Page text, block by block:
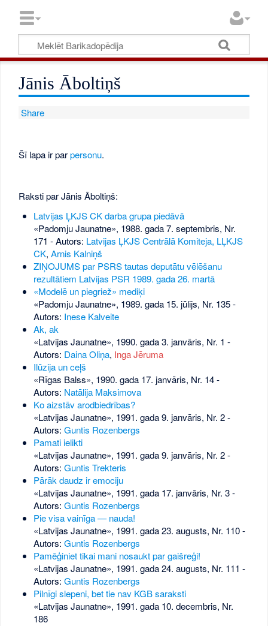
Jānis Āboltiņš
Share
Šī lapa ir parpersonu.
Raksti par Jānis Āboltiņš:
Latvijas ĻKJS CK darba grupa piedāvā
«Padomju Jaunatne», 1988. gada 7. septembris, Nr.
171 - Autors: Latvijas ĻKJS Centrālā Komiteja, LĻKJS
CK, Arnis Kalniņš
ZIŅOJUMS par PSRS tautas deputātu vēlēšanu
rezultātiem Latvijas PSR 1989. gada 26. martā
«Modelē un piegriež» mediķi
«Padomju Jaunatne», 1989. gada 15. jūlijs, Nr. 135-
Autors: Inese Kalveite
Ak, ak
«Latvijas Jaunatne», 1990. gada 3. janvāris, Nr. 1 -
Autors: Daina Oliņa, Inga Jēruma
Ilūzija un ceļš
«Rīgas Balss», 1990. gada 17. janvāris, Nr. 14-
Autors: Natālija Maksimova
Ko aizstāv arodbiedrības?
«Latvijas Jaunatne», 1991. gada 9. janvāris, Nr. 2-
Autors: Guntis Rozenbergs
Pamati ielikti
«Latvijas Jaunatne», 1991. gada 9. janvāris, Nr. 2-
Autors: Guntis Trekteris
Pārāk daudz ir emociju
«Latvijas Jaunatne», 1991. gada 17. janvāris, Nr. 3-
Autors: Guntis Rozenbergs
Pie visa vainīga — nauda!
«Latvijas Jaunatne», 1991. gada 23. augusts, Nr. 110-
Autors: Guntis Rozenbergs
Pamēģiniet tikai mani nosaukt par gaišreģi!
«Latvijas Jaunatne», 1991. gada 24. augusts, Nr. 111 -
Autors: Guntis Rozenbergs
Pilnīgi slepeni, bet tie nav KGB saraksti
«Latvijas Jaunatne», 1991. gada 10. decembris, Nr.
186